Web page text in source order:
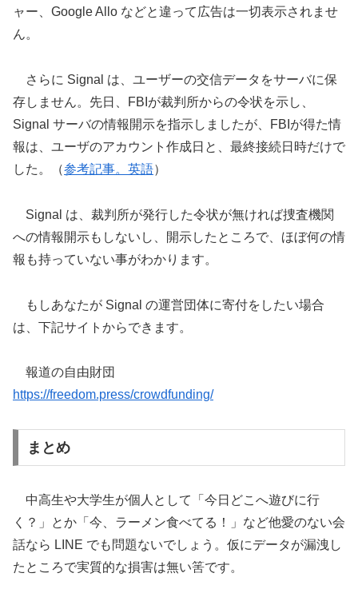
ャー、Google Allo などと違って広告は一切表示されませ
ん。
さらに Signal は、ユーザーの交信データをサーバに保
存しません。先日、FBIが裁判所からの令状を示し、
Signal サーバの情報開示を指示しましたが、FBIが得た情
報は、ユーザのアカウント作成日と、最終接続日時だけで
した。（参考記事。英語）
Signal は、裁判所が発行した令状が無ければ捜査機関
への情報開示もしないし、開示したところで、ほぼ何の情
報も持っていない事がわかります。
もしあなたが Signal の運営団体に寄付をしたい場合
は、下記サイトからできます。
報道の自由財団
https://freedom.press/crowdfunding/
まとめ
中高生や大学生が個人として「今日どこへ遊びに行
く？」とか「今、ラーメン食べてる！」など他愛のない会
話なら LINE でも問題ないでしょう。仮にデータが漏洩し
たところで実質的な損害は無い筈です。